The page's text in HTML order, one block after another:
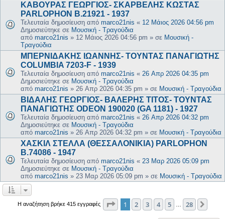
ΚΑΒΟΥΡΑΣ ΓΕΩΡΓΙΟΣ- ΣΚΑΡΒΕΛΗΣ ΚΩΣΤΑΣ
PARLOPHON B.21921 - 1937
Τελευταία δημοσίευση από marco21nis « 12 Μάιος 2026 04:56 pm
Δημοσιεύτηκε σε Μουσική - Τραγούδια
από marco21nis » 12 Μάιος 2026 04:56 pm » σε Μουσική -
Τραγούδια
ΜΠΕΡΝΙΔΑΚΗΣ ΙΩΑΝΝΗΣ- ΤΟΥΝΤΑΣ ΠΑΝΑΓΙΩΤΗΣ
COLUMBIA 7203-F - 1939
Τελευταία δημοσίευση από marco21nis « 26 Απρ 2026 04:35 pm
Δημοσιεύτηκε σε Μουσική - Τραγούδια
από marco21nis » 26 Απρ 2026 04:35 pm » σε Μουσική - Τραγούδια
ΒΙΔΑΛΗΣ ΓΕΩΡΓΙΟΣ- ΒΑΛΕΡΗΣ ΤΙΤΟΣ- ΤΟΥΝΤΑΣ
ΠΑΝΑΓΙΩΤΗΣ ODEON 190020 (GA 1181) - 1927
Τελευταία δημοσίευση από marco21nis « 26 Απρ 2026 04:32 pm
Δημοσιεύτηκε σε Μουσική - Τραγούδια
από marco21nis » 26 Απρ 2026 04:32 pm » σε Μουσική - Τραγούδια
ΧΑΣΚΙΛ ΣΤΕΛΛΑ (ΘΕΣΣΑΛΟΝΙΚΙΑ) PARLOPHON
B.74086 - 1947
Τελευταία δημοσίευση από marco21nis « 23 Μαρ 2026 05:09 pm
Δημοσιεύτηκε σε Μουσική - Τραγούδια
από marco21nis » 23 Μαρ 2026 05:09 pm » σε Μουσική - Τραγούδια
Η αναζήτηση βρήκε 415 εγγραφές Σελίδα από28
1 2 3 4 5 28